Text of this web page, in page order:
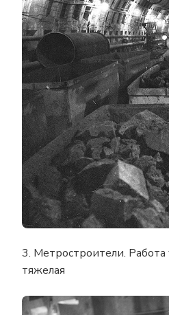
3. Метростроители. Работа
тяжелая